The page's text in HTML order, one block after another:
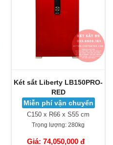
Két sắt Liberty LB150PRO-
RED
Miễn phí vận chuyển
C150 x R66 x S55 cm
Trọng lượng: 280kg
Giá: 74,050,000 đ